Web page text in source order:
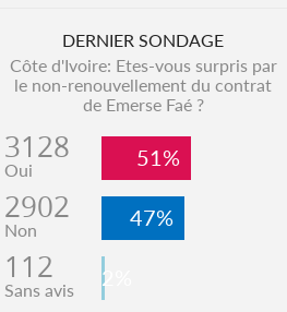
DERNIER SONDAGE
Côte d'Ivoire: Etes-vous surpris par
le non-renouvellement du contrat
de Emerse Faé ?
3128
Oui 51%
2902
Non 47%
112
Sans avis 2%